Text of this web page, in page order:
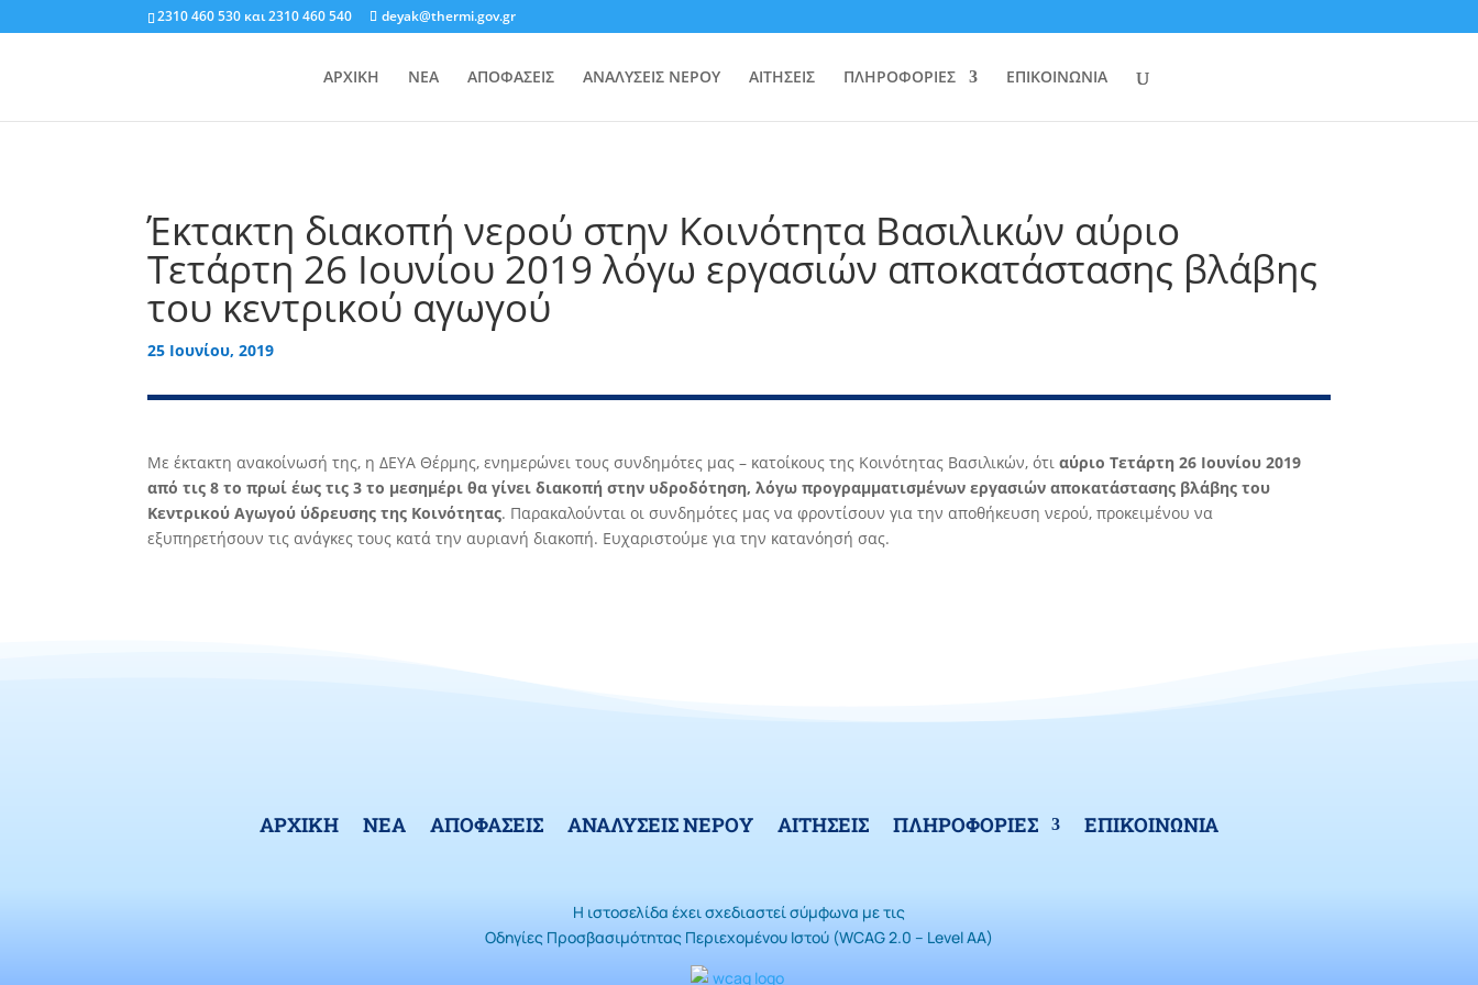
2310 460 530 και2310 460 540 deyak@thermi.gov.gr
ΑΡΧΙΚΗ ΝΕΑ ΑΠΟΦΑΣΕΙΣ ΑΝΑΛΥΣΕΙΣ ΝΕΡΟΥ ΑΙΤΗΣΕΙΣ ΠΛΗΡΟΦΟΡΙΕΣ ΕΠΙΚΟΙΝΩΝΙΑ
Έκτακτη διακοπή νερού στην Κοινότητα Βασιλικών αύριο
Τετάρτη 26 Ιουνίου 2019 λόγω εργασιών αποκατάστασης βλάβης
του κεντρικού αγωγού
25 Ιουνίου, 2019
Με έκτακτη ανακοίνωσή της, η ΔΕΥΑ Θέρμης, ενημερώνει τους συνδημότες μας – κατοίκους της Κοινότητας Βασιλικών, ότιαύριο Τετάρτη 26 Ιουνίου 2019
από τις 8 το πρωί έως τις 3 το μεσημέρι θα γίνει διακοπή στην υδροδότηση, λόγω προγραμματισμένων εργασιών αποκατάστασης βλάβης του
Κεντρικού Αγωγού ύδρευσης της Κοινότητας. Παρακαλούνται οι συνδημότες μας να φροντίσουν για την αποθήκευση νερού, προκειμένου να
εξυπηρετήσουν τις ανάγκες τους κατά την αυριανή διακοπή. Ευχαριστούμε για την κατανόησή σας.
ΑΡΧΙΚΗ ΝΕΑ ΑΠΟΦΑΣΕΙΣ ΑΝΑΛΥΣΕΙΣ ΝΕΡΟΥ ΑΙΤΗΣΕΙΣ ΠΛΗΡΟΦΟΡΙΕΣ ΕΠΙΚΟΙΝΩΝΙΑ
Η ιστοσελίδα έχει σχεδιαστεί σύμφωνα με τις
Οδηγίες Προσβασιμότητας Περιεχομένου Ιστού (WCAG 2.0 – Level AA)